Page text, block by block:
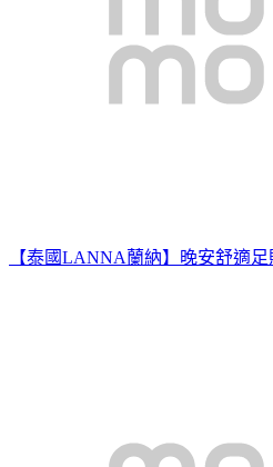
【泰國LANNA蘭納】晚安舒適